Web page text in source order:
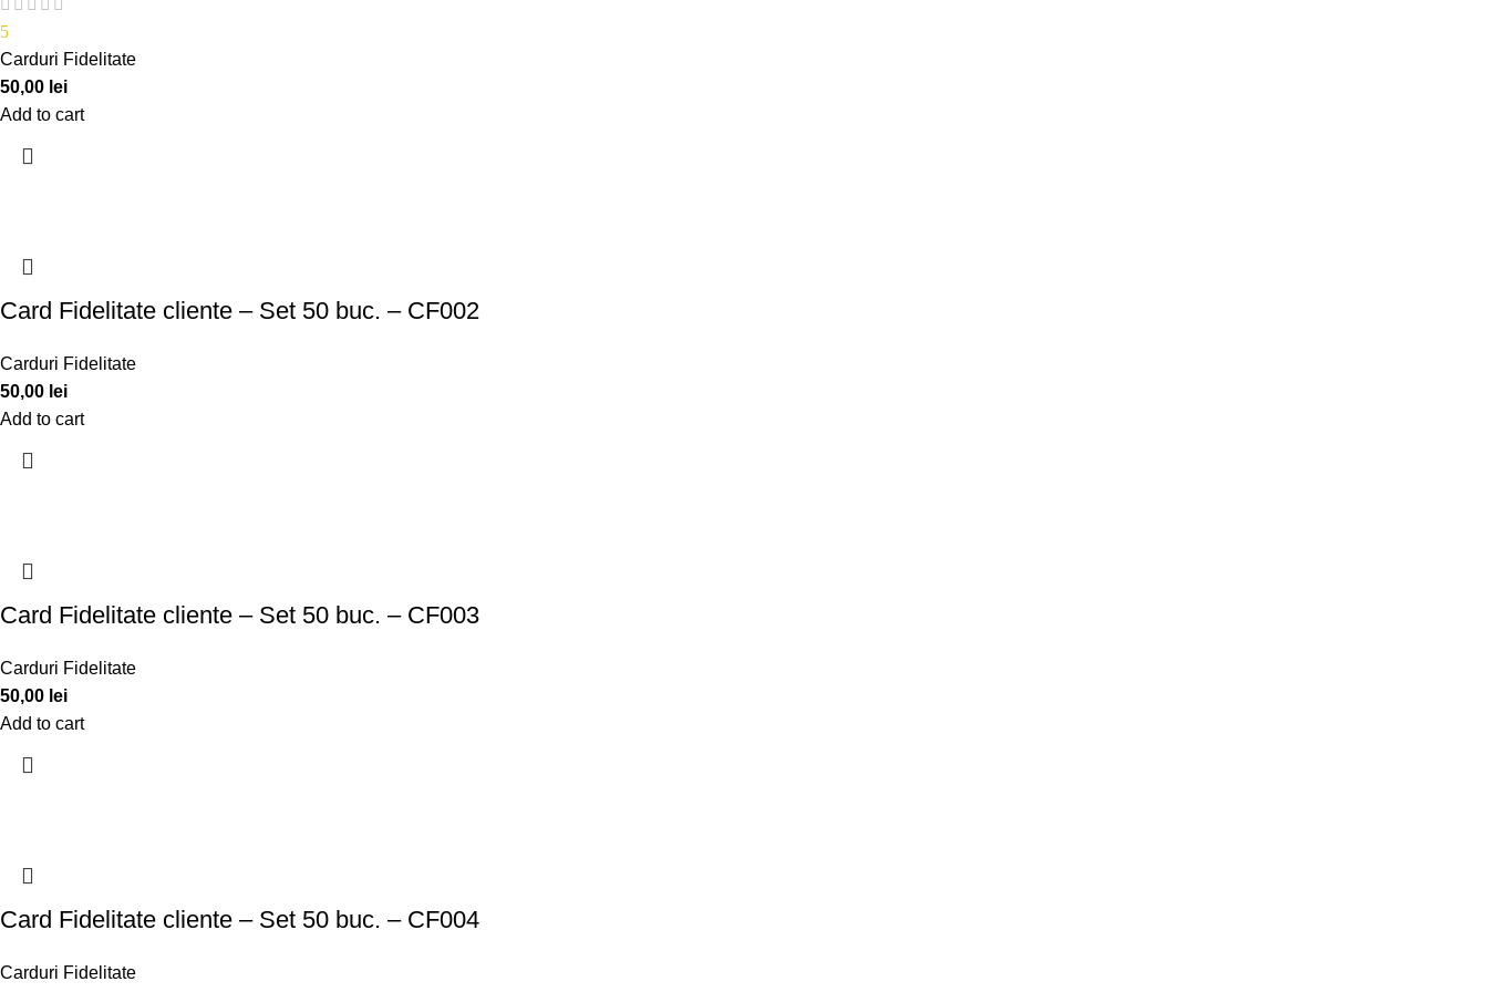
5
Carduri Fidelitate
50,00 lei
Add to cart
Card Fidelitate cliente – Set 50 buc. – CF002
Carduri Fidelitate
50,00 lei
Add to cart
Card Fidelitate cliente – Set 50 buc. – CF003
Carduri Fidelitate
50,00 lei
Add to cart
Card Fidelitate cliente – Set 50 buc. – CF004
Carduri Fidelitate